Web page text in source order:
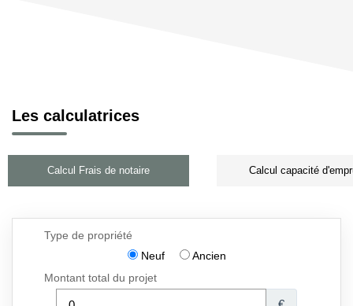
Les calculatrices
Calcul Frais de notaire Calcul capacité